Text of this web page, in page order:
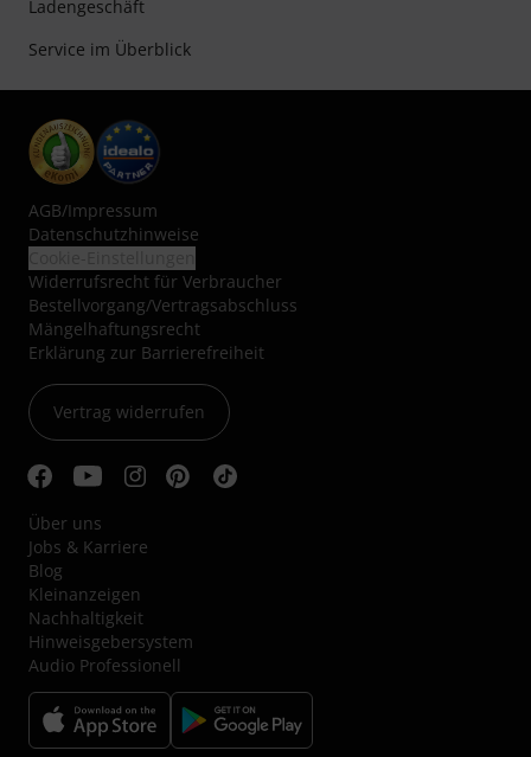
Ladengeschäft
Service im Überblick
AGB/Impressum
Datenschutzhinweise
Widerrufsrecht für Verbraucher
Bestellvorgang/Vertragsabschluss
Mängelhaftungsrecht
Erklärung zur Barrierefreiheit
Vertrag widerrufen
Über uns
Jobs & Karriere
Blog
Kleinanzeigen
Nachhaltigkeit
Hinweisgebersystem
Audio Professionell